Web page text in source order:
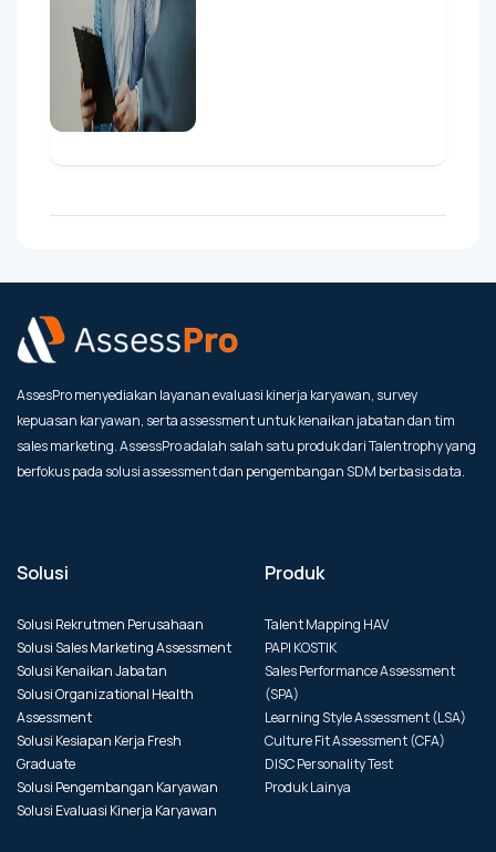
AssesPro menyediakan layanan evaluasi kinerja karyawan, survey
kepuasan karyawan, serta assessment untuk kenaikan jabatan dan tim
sales marketing. AssessPro adalah salah satu produk dari Talentrophy yang
berfokus pada solusi assessment dan pengembangan SDM berbasis data.
Solusi
Solusi Rekrutmen Perusahaan
Solusi Sales Marketing Assessment
Solusi Kenaikan Jabatan
Solusi Organizational Health
Assessment
Solusi Kesiapan Kerja Fresh
Graduate
Solusi Pengembangan Karyawan
Solusi Evaluasi Kinerja Karyawan
Produk
Talent Mapping HAV
PAPI KOSTIK
Sales Performance Assessment
(SPA)
Learning Style Assessment (LSA)
Culture Fit Assessment (CFA)
DISC Personality Test
Produk Lainya